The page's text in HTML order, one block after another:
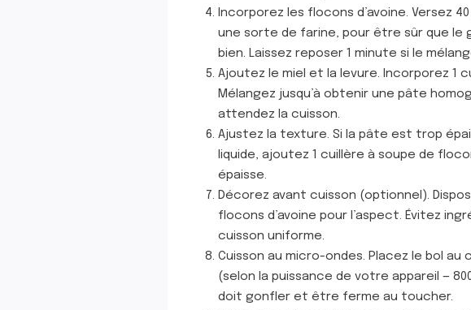
Incorporez les flocons d’avoine. Versez
une sorte de farine, pour être sûr que le
bien. Laissez reposer 1 minute si le
Ajoutez le miel et la levure. Incorporez 1
Mélangez jusqu’à obtenir une pâte
attendez la cuisson.
Ajustez la texture. Si la pâte est trop
liquide, ajoutez 1 cuillère à soupe de
épaisse.
Décorez avant cuisson (optionnel).
flocons d’avoine pour l’aspect. Évitez
cuisson uniforme.
Cuisson au micro-ondes. Placez le bol
(selon la puissance de votre appareil —
doit gonfler et être ferme au toucher.